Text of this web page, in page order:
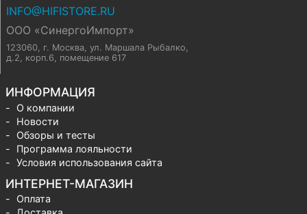
INFO@HIFISTORE.RU
ООО «СинергоИмпорт»
123060, г. Москва, ул. Маршала Рыбалко,
д.2, корп.6, помещение 617
ИНФОРМАЦИЯ
О компании
Новости
Обзоры и тесты
Программа лояльности
Условия использования сайта
ИНТЕРНЕТ-МАГАЗИН
Оплата